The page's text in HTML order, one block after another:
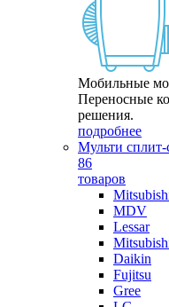
Мобильные
Переносные
решения.
подробнее
Мульти
86
товаров
MDV
Lessar
Daikin
Fujitsu
Gree